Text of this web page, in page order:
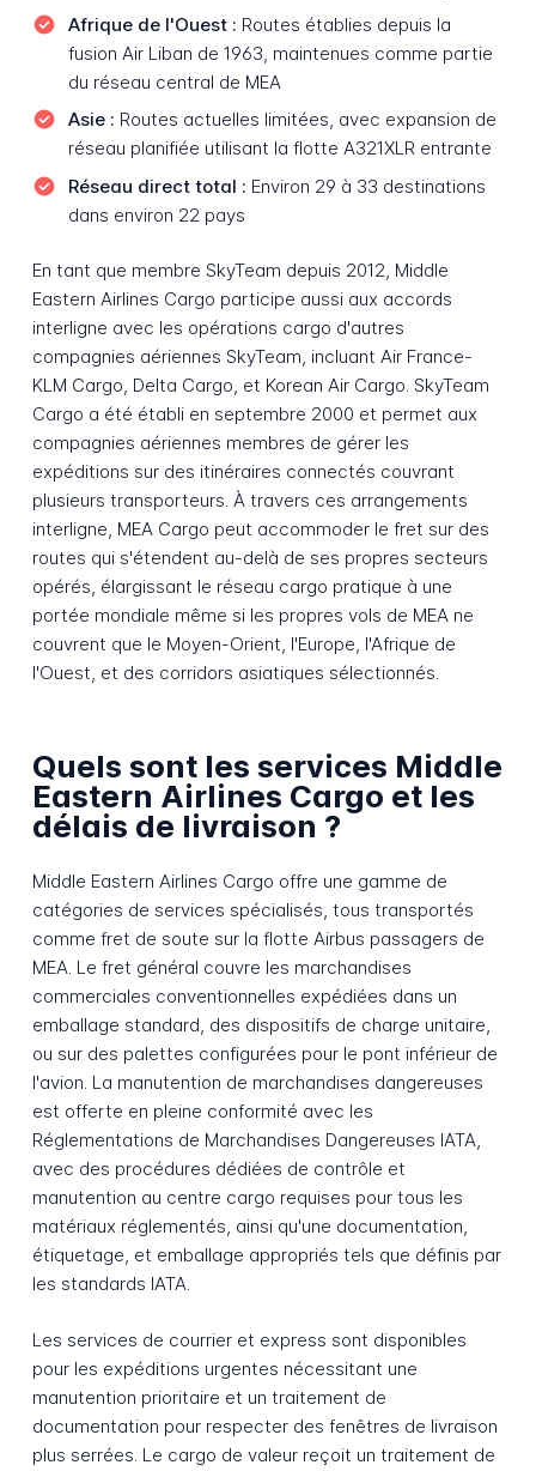
Afrique de l'Ouest : Routes établies depuis la
fusion Air Liban de 1963, maintenues comme partie
du réseau central de MEA
Asie : Routes actuelles limitées, avec expansion de
réseau planifiée utilisant la flotte A321XLR entrante
Réseau direct total : Environ 29 à 33 destinations
dans environ 22 pays
En tant que membre SkyTeam depuis 2012, Middle
Eastern Airlines Cargo participe aussi aux accords
interligne avec les opérations cargo d'autres
compagnies aériennes SkyTeam, incluant Air France-
KLM Cargo, Delta Cargo, et Korean Air Cargo. SkyTeam
Cargo a été établi en septembre 2000 et permet aux
compagnies aériennes membres de gérer les
expéditions sur des itinéraires connectés couvrant
plusieurs transporteurs. À travers ces arrangements
interligne, MEA Cargo peut accommoder le fret sur des
routes qui s'étendent au-delà de ses propres secteurs
opérés, élargissant le réseau cargo pratique à une
portée mondiale même si les propres vols de MEA ne
couvrent que le Moyen-Orient, l'Europe, l'Afrique de
l'Ouest, et des corridors asiatiques sélectionnés.
Quels sont les services Middle
Eastern Airlines Cargo et les
délais de livraison ?
Middle Eastern Airlines Cargo offre une gamme de
catégories de services spécialisés, tous transportés
comme fret de soute sur la flotte Airbus passagers de
MEA. Le fret général couvre les marchandises
commerciales conventionnelles expédiées dans un
emballage standard, des dispositifs de charge unitaire,
ou sur des palettes configurées pour le pont inférieur de
l'avion. La manutention de marchandises dangereuses
est offerte en pleine conformité avec les
Réglementations de Marchandises Dangereuses IATA,
avec des procédures dédiées de contrôle et
manutention au centre cargo requises pour tous les
matériaux réglementés, ainsi qu'une documentation,
étiquetage, et emballage appropriés tels que définis par
les standards IATA.
Les services de courrier et express sont disponibles
pour les expéditions urgentes nécessitant une
manutention prioritaire et un traitement de
documentation pour respecter des fenêtres de livraison
plus serrées. Le cargo de valeur reçoit un traitement de